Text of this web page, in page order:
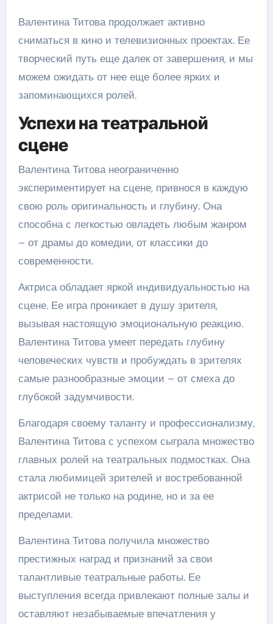
Валентина Титова продолжает активно
сниматься в кино и телевизионных проектах. Ее
творческий путь еще далек от завершения, и мы
можем ожидать от нее еще более ярких и
запоминающихся ролей.
Успехи на театральной
сцене
Валентина Титова неограниченно
экспериментирует на сцене, привнося в каждую
свою роль оригинальность и глубину. Она
способна с легкостью овладеть любым жанром
– от драмы до комедии, от классики до
современности.
Актриса обладает яркой индивидуальностью на
сцене. Ее игра проникает в душу зрителя,
вызывая настоящую эмоциональную реакцию.
Валентина Титова умеет передать глубину
человеческих чувств и пробуждать в зрителях
самые разнообразные эмоции – от смеха до
глубокой задумчивости.
Благодаря своему таланту и профессионализму,
Валентина Титова с успехом сыграла множество
главных ролей на театральных подмостках. Она
стала любимицей зрителей и востребованной
актрисой не только на родине, но и за ее
пределами.
Валентина Титова получила множество
престижных наград и признаний за свои
талантливые театральные работы. Ее
выступления всегда привлекают полные залы и
оставляют незабываемые впечатления у